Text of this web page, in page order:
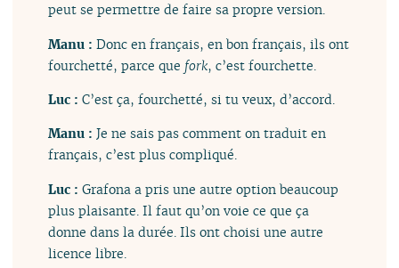
peut se permettre de faire sa propre version.
Manu :Donc en français, en bon français, ils ont
fourchetté, parce que fork, c’est fourchette.
Luc :C’est ça, fourchetté, si tu veux, d’accord.
Manu :Je ne sais pas comment on traduit en
français, c’est plus compliqué.
Luc :Grafona a pris une autre option beaucoup
plus plaisante. Il faut qu’on voie ce que ça
donne dans la durée. Ils ont choisi une autre
licence libre.